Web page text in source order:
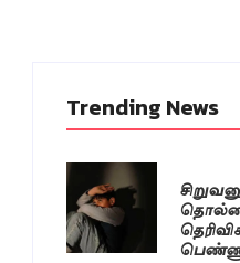
Trending News